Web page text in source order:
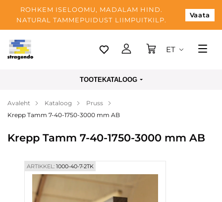
ROHKEM ISELOOMU, MADALAM HIND.
NATURAL TAMMEPUIDUST LIIMPUITKILP.
Vaata
Tallinn
Makse
Blogi
Kontaktid
ET
TOOTEKATALOOG
Avaleht Kataloog
Pruss
Krepp Tamm 7-40-1750-3000 mm AB
Krepp Tamm 7-40-1750-3000 mm AB
ARTIKKEL:1000-40-7-2TK